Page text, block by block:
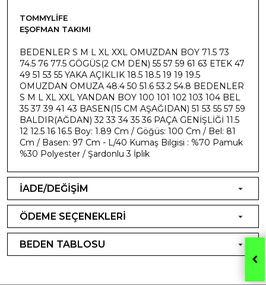
TOMMYLIFE
EŞOFMAN TAKIMI
BEDENLER S M L XL XXL OMUZDAN BOY 71.5 73
74.5 76 77.5 GÖGÜS(2 CM DEN) 55 57 59 61 63 ETEK 47
49 51 53 55 YAKA AÇIKLIK 18.5 18.5 19 19 19.5
OMUZDAN OMUZA 48.4 50 51.6 53.2 54.8 BEDENLER
S M L XL XXL YANDAN BOY 100 101 102 103 104 BEL
35 37 39 41 43 BASEN(15 CM AŞAĞIDAN) 51 53 55 57 59
BALDIR(AĞDAN) 32 33 34 35 36 PAÇA GENİŞLİĞİ 11.5
12 12.5 16 16.5 Boy: 1.89 Cm / Göğüs: 100 Cm / Bel: 81
Cm / Basen: 97 Cm - L/40 Kumaş Bilgisi : %70 Pamuk
%30 Polyester / Şardonlu 3 İplik
İADE/DEĞİŞİM
ÖDEME SEÇENEKLERİ
BEDEN TABLOSU